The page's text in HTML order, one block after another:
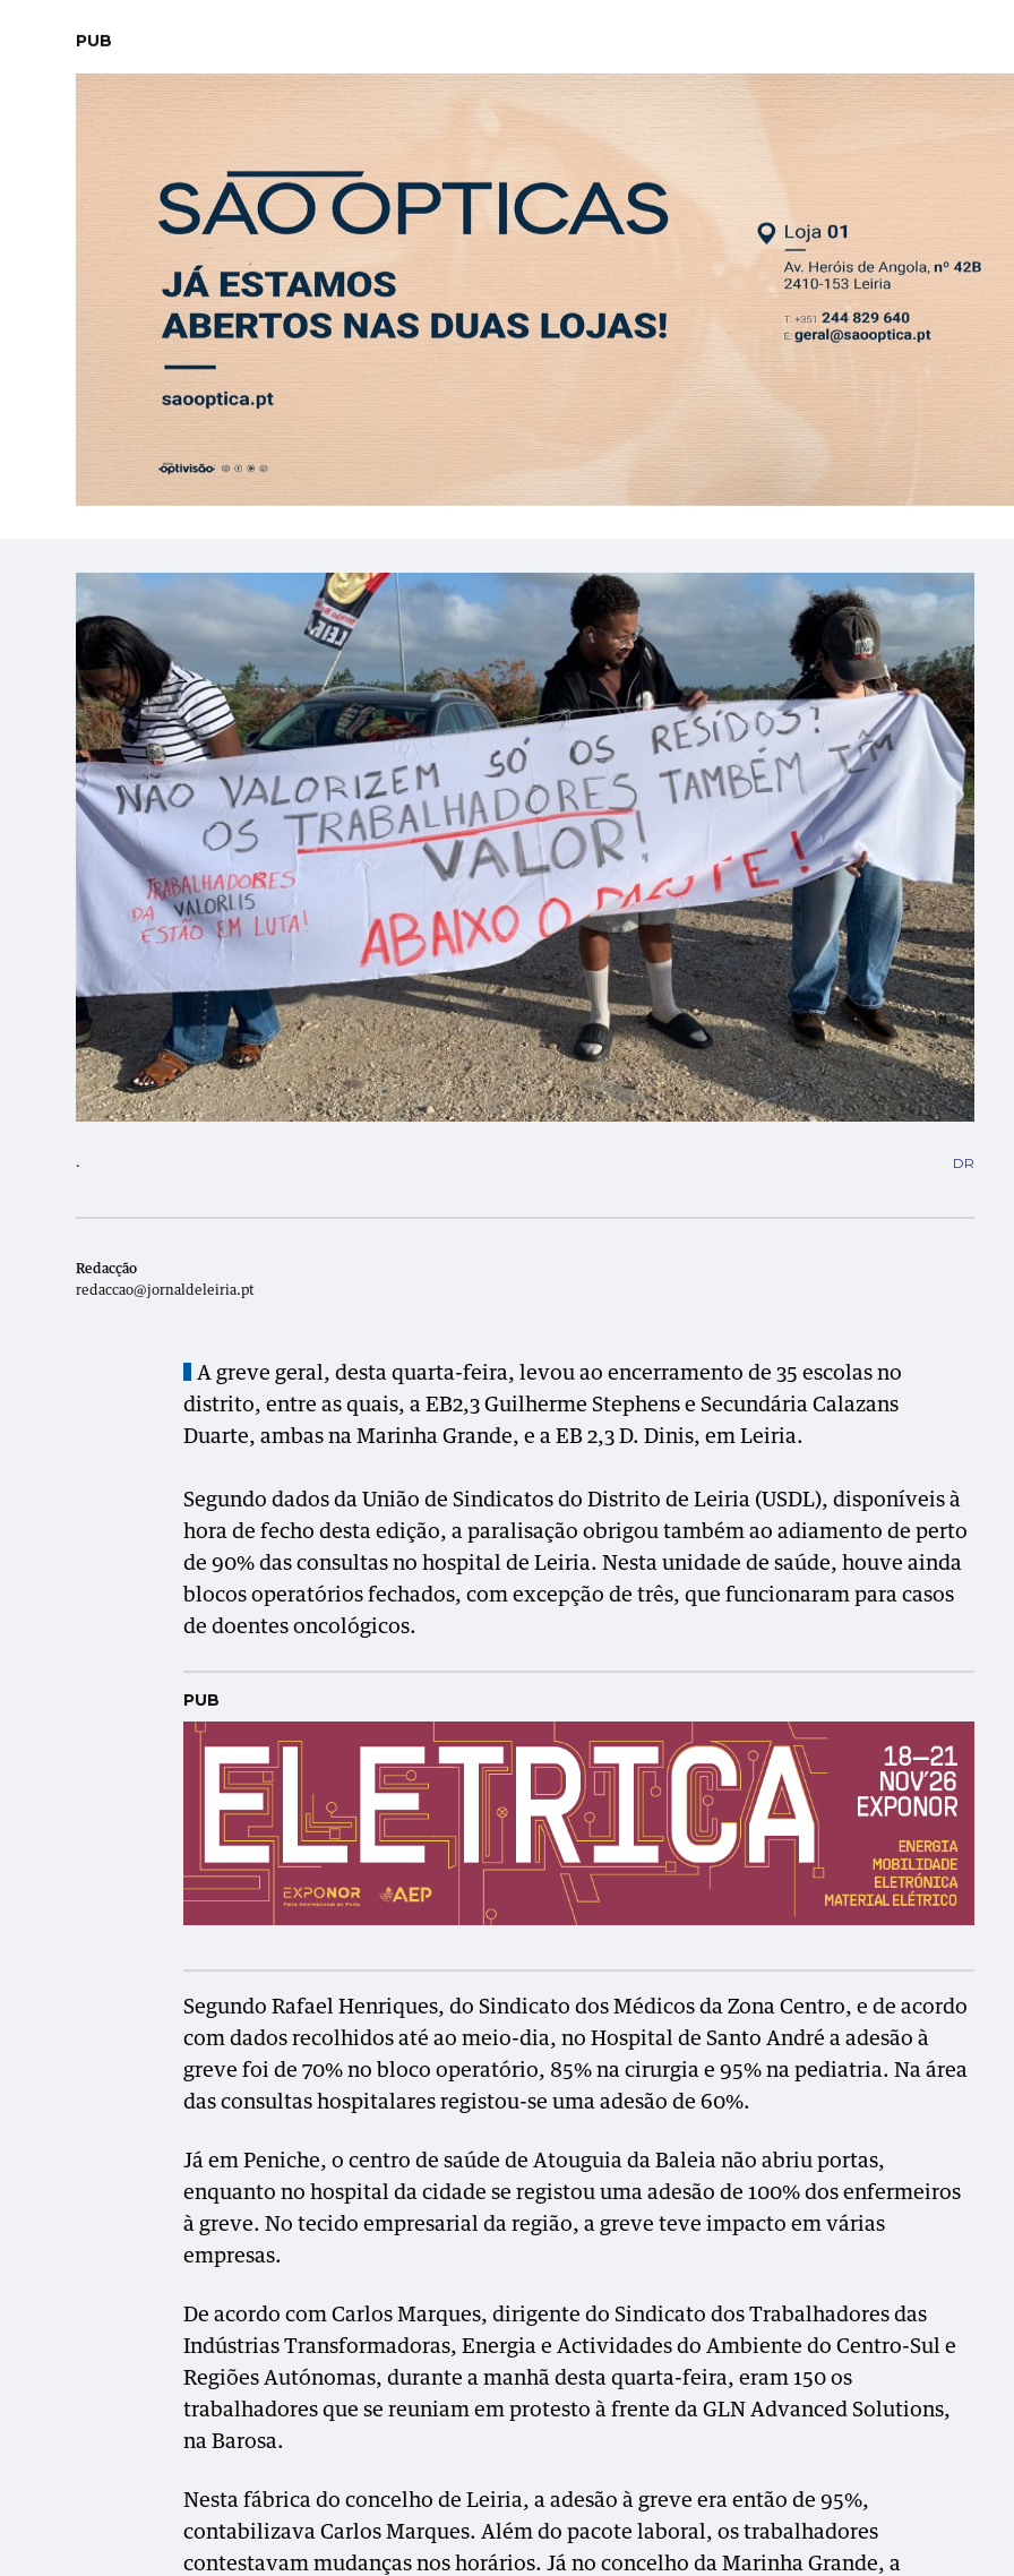
PUB
ENTREVISTA SOCIEDADE SAÚDE ECONOMIA DESPORTO VIVER OPINIÃO
Greve geral fechou 35 escolas no distrito
SOCIEDADE
Greve geral fechou 35 escolas no distrito
3 JUN 2026 13:19
Na Valorlis, a linha de triagem esteve parada algumas horas
. DR
Redacção
redaccao@jornaldeleiria.pt
A greve geral, desta quarta-feira, levou ao encerramento de 35 escolas no
distrito, entre as quais, a EB2,3 Guilherme Stephens e Secundária Calazans
Duarte, ambas na Marinha Grande, e a EB 2,3 D. Dinis, em Leiria.
Segundo dados da União de Sindicatos do Distrito de Leiria (USDL), disponíveis à
hora de fecho desta edição, a paralisação obrigou também ao adiamento de perto
de 90% das consultas no hospital de Leiria. Nesta unidade de saúde, houve ainda
blocos operatórios fechados, com excepção de três, que funcionaram para casos
de doentes oncológicos.
PUB
Segundo Rafael Henriques, do Sindicato dos Médicos da Zona Centro, e de acordo
com dados recolhidos até ao meio-dia, no Hospital de Santo André a adesão à
greve foi de 70% no bloco operatório, 85% na cirurgia e 95% na pediatria. Na área
das consultas hospitalares registou-se uma adesão de 60%.
Já em Peniche, o centro de saúde de Atouguia da Baleia não abriu portas,
enquanto no hospital da cidade se registou uma adesão de 100% dos enfermeiros
à greve. No tecido empresarial da região, a greve teve impacto em várias
empresas.
De acordo com Carlos Marques, dirigente do Sindicato dos Trabalhadores das
Indústrias Transformadoras, Energia e Actividades do Ambiente do Centro-Sul e
Regiões Autónomas, durante a manhã desta quarta-feira, eram 150 os
trabalhadores que se reuniam em protesto à frente da GLN Advanced Solutions,
na Barosa.
Nesta fábrica do concelho de Leiria, a adesão à greve era então de 95%,
contabilizava Carlos Marques. Além do pacote laboral, os trabalhadores
contestavam mudanças nos horários. Já no concelho da Marinha Grande, a